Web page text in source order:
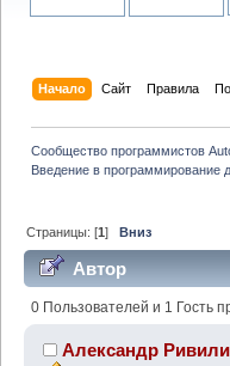
Начало Сайт Правила
Сообщество программистов
Введение в программирование
Страницы: [1]Вниз
Автор
языке. (Прочитано
0 Пользователей и 1 Гость
Александр